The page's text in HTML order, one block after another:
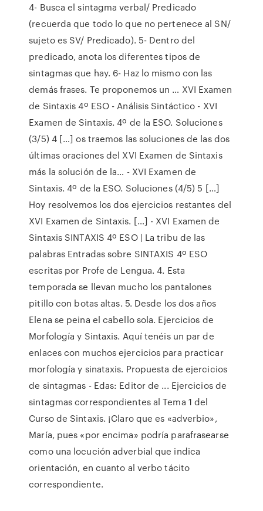
4- Busca el sintagma verbal/ Predicado
(recuerda que todo lo que no pertenece al SN/
sujeto es SV/ Predicado). 5- Dentro del
predicado, anota los diferentes tipos de
sintagmas que hay. 6- Haz lo mismo con las
demás frases. Te proponemos un … XVI Examen
de Sintaxis 4º ESO - Análisis Sintáctico - XVI
Examen de Sintaxis. 4º de la ESO. Soluciones
(3/5) 4 […] os traemos las soluciones de las dos
últimas oraciones del XVI Examen de Sintaxis
más la solución de la… - XVI Examen de
Sintaxis. 4º de la ESO. Soluciones (4/5) 5 […]
Hoy resolvemos los dos ejercicios restantes del
XVI Examen de Sintaxis. […] - XVI Examen de
Sintaxis SINTAXIS 4º ESO | La tribu de las
palabras Entradas sobre SINTAXIS 4º ESO
escritas por Profe de Lengua. 4. Esta
temporada se llevan mucho los pantalones
pitillo con botas altas. 5. Desde los dos años
Elena se peina el cabello sola. Ejercicios de
Morfología y Sintaxis. Aquí tenéis un par de
enlaces con muchos ejercicios para practicar
morfología y sinataxis. Propuesta de ejercicios
de sintagmas - Edas: Editor de ... Ejercicios de
sintagmas correspondientes al Tema 1 del
Curso de Sintaxis. ¡Claro que es «adverbio»,
María, pues «por encima» podría parafrasearse
como una locución adverbial que indica
orientación, en cuanto al verbo tácito
correspondiente.